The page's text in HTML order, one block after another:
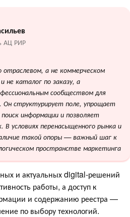
АЦ РИР
отраслевом, а не коммерческом
не каталог по заказу, а
сообществом для
Он структурирует поле, упрощает
информации и позволяет
условиях перенасыщенного рынка и
такой опоры — важный шаг к
пространстве маркетинга
и актуальных digital-решений
работы, а доступ к
и содержанию реестра —
по выбору технологий.